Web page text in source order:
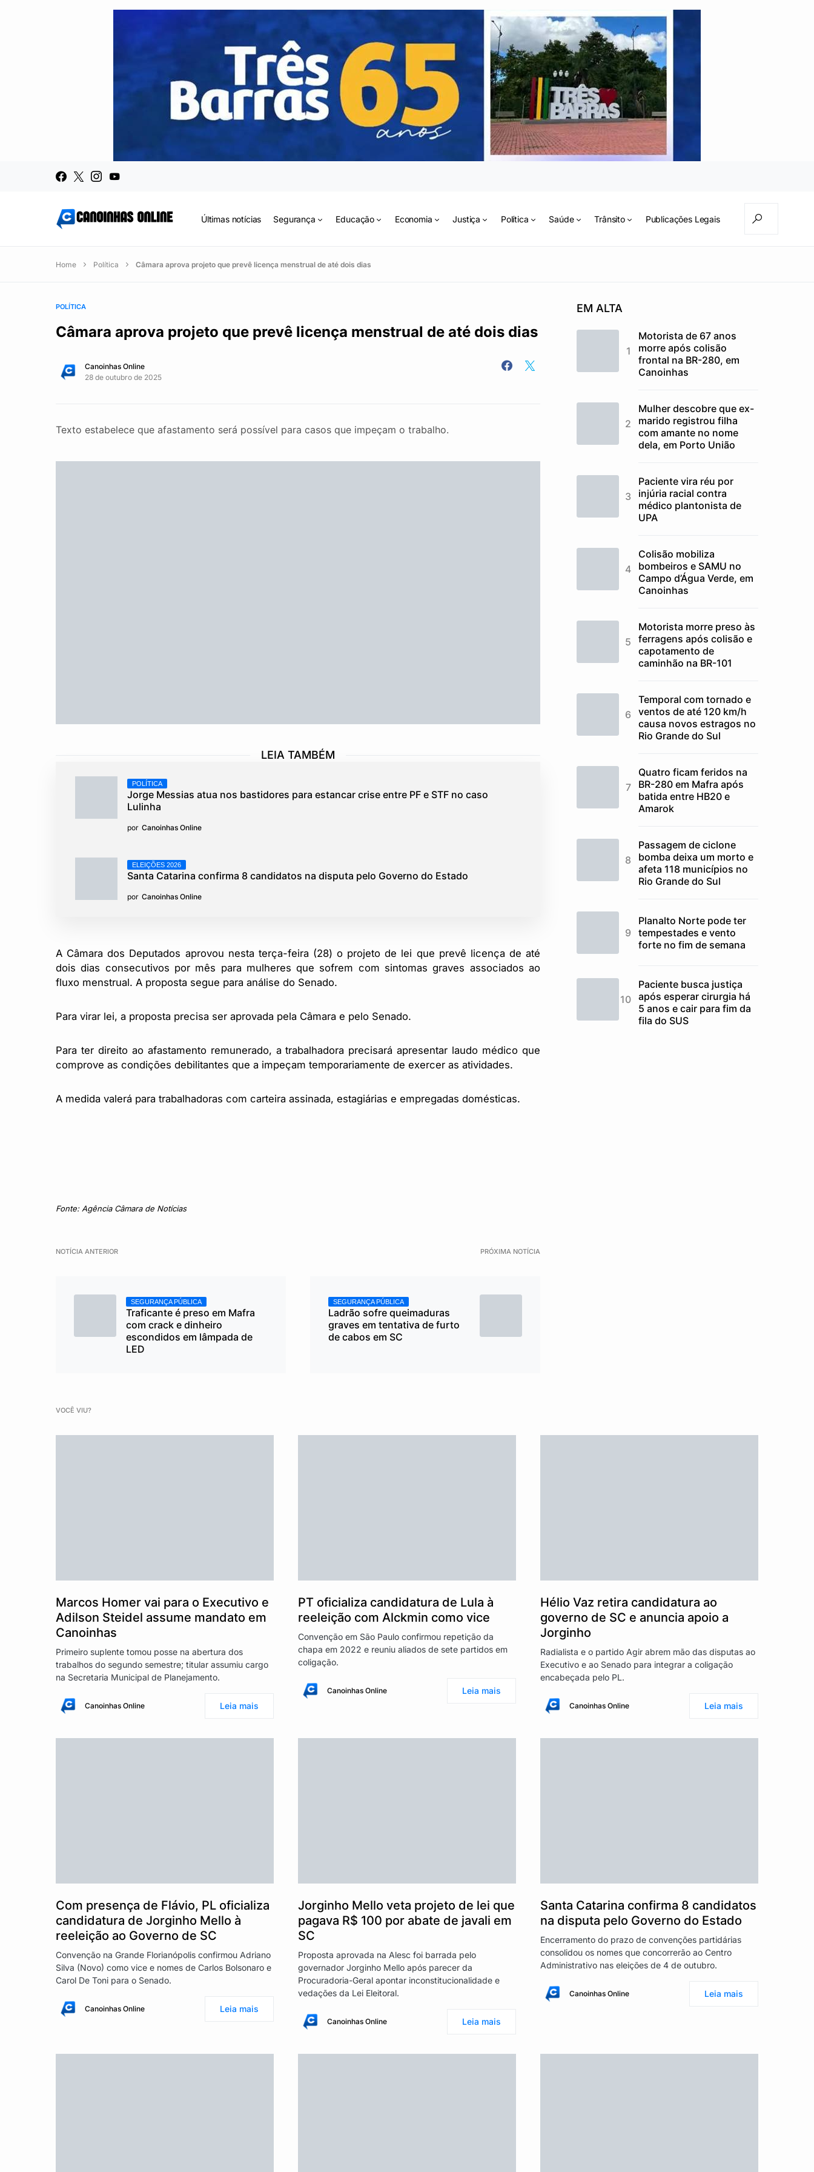
Últimas notícias Segurança Educação Economia Justiça Política Saúde Trânsito Publicações Legais
Home Política Câmara aprova projeto que prevê licença menstrual de até dois dias
POLÍTICA
Câmara aprova projeto que prevê licença menstrual de até dois dias
Canoinhas Online
28 de outubro de 2025
Texto estabelece que afastamento será possível para casos que impeçam o trabalho.
LEIA TAMBÉM
POLÍTICA
Jorge Messias atua nos bastidores para estancar crise entre PF e STF no caso
Lulinha
por Canoinhas Online
ELEIÇÕES 2026
Santa Catarina confirma 8 candidatos na disputa pelo Governo do Estado
por Canoinhas Online
A Câmara dos Deputados aprovou nesta terça-feira (28) o projeto de lei que prevê licença de até
dois dias consecutivos por mês para mulheres que sofrem com sintomas graves associados ao
fluxo menstrual. A proposta segue para análise do Senado.
Para virar lei, a proposta precisa ser aprovada pela Câmara e pelo Senado.
Para ter direito ao afastamento remunerado, a trabalhadora precisará apresentar laudo médico que
comprove as condições debilitantes que a impeçam temporariamente de exercer as atividades.
A medida valerá para trabalhadoras com carteira assinada, estagiárias e empregadas domésticas.
Fonte: Agência Câmara de Notícias
NOTÍCIA ANTERIOR
SEGURANÇA PÚBLICA
Traficante é preso em Mafra
com crack e dinheiro
escondidos em lâmpada de
LED
PRÓXIMA NOTÍCIA
SEGURANÇA PÚBLICA
Ladrão sofre queimaduras
graves em tentativa de furto
de cabos em SC
EM ALTA
Motorista de 67 anos
morre após colisão
frontal na BR-280, em
Canoinhas
Mulher descobre que ex-
marido registrou filha
com amante no nome
dela, em Porto União
Paciente vira réu por
injúria racial contra
médico plantonista de
UPA
Colisão mobiliza
bombeiros e SAMU no
Campo d’Água Verde, em
Canoinhas
Motorista morre preso às
ferragens após colisão e
capotamento de
caminhão na BR-101
Temporal com tornado e
ventos de até 120 km/h
causa novos estragos no
Rio Grande do Sul
Quatro ficam feridos na
BR-280 em Mafra após
batida entre HB20 e
Amarok
Passagem de ciclone
bomba deixa um morto e
afeta 118 municípios no
Rio Grande do Sul
Planalto Norte pode ter
tempestades e vento
forte no fim de semana
Paciente busca justiça
após esperar cirurgia há
5 anos e cair para fim da
fila do SUS
VOCÊ VIU?
Marcos Homer vai para o Executivo e
Adilson Steidel assume mandato em
Canoinhas
Primeiro suplente tomou posse na abertura dos
trabalhos do segundo semestre; titular assumiu cargo
na Secretaria Municipal de Planejamento.
Canoinhas Online Leia mais
PT oficializa candidatura de Lula à
reeleição com Alckmin como vice
Convenção em São Paulo confirmou repetição da
chapa em 2022 e reuniu aliados de sete partidos em
coligação.
Canoinhas Online Leia mais
Hélio Vaz retira candidatura ao
governo de SC e anuncia apoio a
Jorginho
Radialista e o partido Agir abrem mão das disputas ao
Executivo e ao Senado para integrar a coligação
encabeçada pelo PL.
Canoinhas Online Leia mais
Com presença de Flávio, PL oficializa
candidatura de Jorginho Mello à
reeleição ao Governo de SC
Convenção na Grande Florianópolis confirmou Adriano
Silva (Novo) como vice e nomes de Carlos Bolsonaro e
Carol De Toni para o Senado.
Canoinhas Online Leia mais
Jorginho Mello veta projeto de lei que
pagava R$ 100 por abate de javali em
SC
Proposta aprovada na Alesc foi barrada pelo
governador Jorginho Mello após parecer da
Procuradoria-Geral apontar inconstitucionalidade e
vedações da Lei Eleitoral.
Canoinhas Online Leia mais
Santa Catarina confirma 8 candidatos
na disputa pelo Governo do Estado
Encerramento do prazo de convenções partidárias
consolidou os nomes que concorrerão ao Centro
Administrativo nas eleições de 4 de outubro.
Canoinhas Online Leia mais